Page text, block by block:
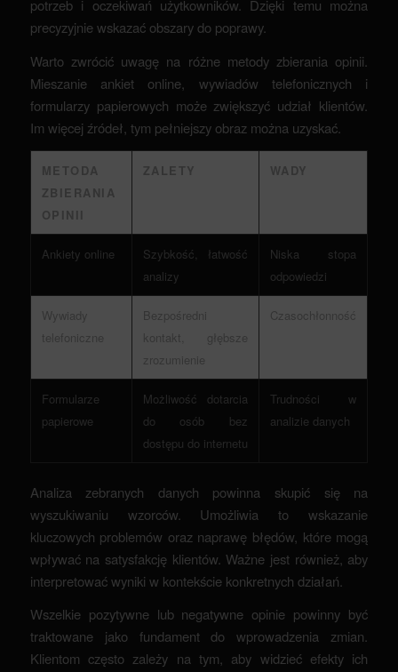
potrzeb i oczekiwań użytkowników. Dzięki temu można
precyzyjnie wskazać obszary do poprawy.
Warto zwrócić uwagę na różne metody zbierania opinii.
Mieszanie ankiet online, wywiadów telefonicznych i
formularzy papierowych może zwiększyć udział klientów.
Im więcej źródeł, tym pełniejszy obraz można uzyskać.
METODA
ZBIERANIA
OPINII
ZALETY WADY
Ankiety online
Szybkość, łatwość
analizy
Niska stopa
odpowiedzi
Wywiady
telefoniczne
Bezpośredni
kontakt, głębsze
zrozumienie
Czasochłonność
Formularze
papierowe
Możliwość dotarcia
do osób bez
dostępu do internetu
Trudności w
analizie danych
Analiza zebranych danych powinna skupić się na
wyszukiwaniu wzorców. Umożliwia to wskazanie
kluczowych problemów oraz naprawę błędów, które mogą
wpływać na satysfakcję klientów. Ważne jest również, aby
interpretować wyniki w kontekście konkretnych działań.
Wszelkie pozytywne lub negatywne opinie powinny być
traktowane jako fundament do wprowadzenia zmian.
Klientom często zależy na tym, aby widzieć efekty ich